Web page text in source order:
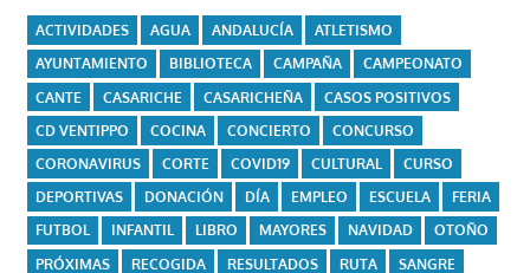
ACTIVIDADES AGUA ANDALUCÍA
ATLETISMO
AYUNTAMIENTO
BIBLIOTECA CAMPAÑA
CAMPEONATO
CANTE
CASARICHE CASARICHEÑA
CASOS POSITIVOS
CD VENTIPPO
COCINA CONCIERTO
CONCURSO
CORONAVIRUS
CORTE COVID19 CULTURAL
CURSO
DEPORTIVAS
DONACIÓN DÍA EMPLEO ESCUELA
FERIA
FUTBOL
INFANTIL LIBRO MAYORES NAVIDAD
OTOÑO
PRÓXIMAS
RECOGIDA RESULTADOS RUTA
SANGRE